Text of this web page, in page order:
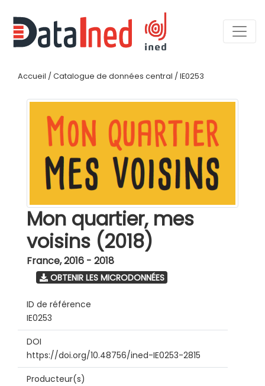
Accueil / Catalogue de données central / IE0253
Mon quartier, mes
voisins (2018)
France,2016 - 2018
OBTENIR LES MICRODONNÉES
ID de référence
IE0253
DOI
https://doi.org/10.48756/ined-IE0253-2815
Producteur(s)